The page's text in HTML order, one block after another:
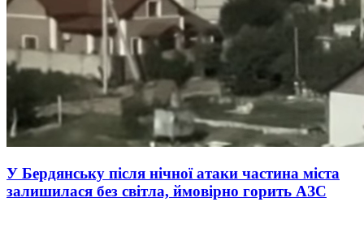
У Бердянську після нічної атаки частина міста
залишилася без світла, ймовірно горить АЗС